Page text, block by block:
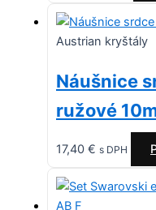
Austrian kryštály
Náušnice
ružové
17,40 € s DPH